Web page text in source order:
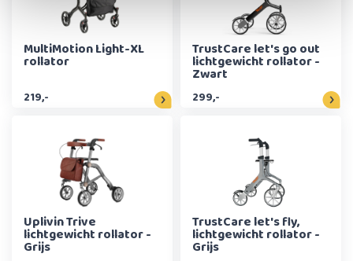
MultiMotion Light-XL
rollator
219,-
TrustCare let's go out
lichtgewicht rollator -
Zwart
299,-
Uplivin Trive
lichtgewicht rollator -
Grijs
TrustCare let's fly,
lichtgewicht rollator -
Grijs